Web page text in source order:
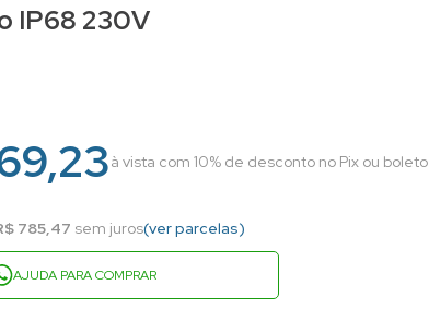
IP68 230V
à vista com 10% de desconto no Pix ou boleto
785,47 sem juros(ver parcelas)
AJUDA PARA COMPRAR